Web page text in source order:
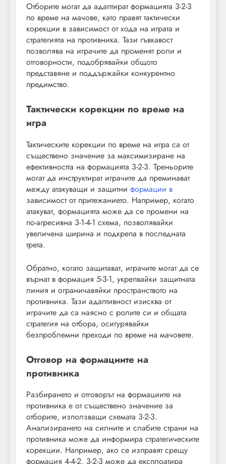
Отборите могат да адаптират формацията 3-2-3
по време на мачове, като правят тактически
корекции в зависимост от хода на играта и
стратегията на противника. Тази гъвкавост
позволява на играчите да променят роли и
отговорности, подобрявайки общото
представяне и поддържайки конкурентно
предимство.
Тактически корекции по време на
игра
Тактическите корекции по време на игра са от
съществено значение за максимизиране на
ефективността на формацията 3-2-3. Треньорите
могат да инструктират играчите да преминават
между атакуващи и защитни формации в
зависимост от притежанието. Например, когато
атакуват, формацията може да се промени на
по-агресивна 3-1-4-1 схема, позволявайки
увеличена ширина и подкрепа в последната
трета.
Обратно, когато защитават, играчите могат да се
върнат в формация 5-3-1, укрепвайки защитната
линия и ограничавяйки пространството на
противника. Тази адаптивност изисква от
играчите да са наясно с ролите си и общата
стратегия на отбора, осигурявайки
безпроблемни преходи по време на мачовете.
Отговор на формациите на
противника
Разбирането и отговорът на формациите на
противника е от съществено значение за
отборите, използващи схемата 3-2-3.
Анализирането на силните и слабите страни на
противника може да информира стратегическите
корекции. Например, ако се изправят срещу
формация 4-4-2, 3-2-3 може да експлоатира